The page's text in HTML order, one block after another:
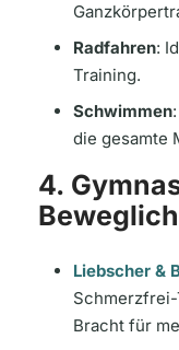
Radfahren:
Training.
Schwimmen
die gesamte
4.
Liebscher &
Bracht für